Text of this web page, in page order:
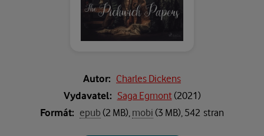
Autor: Charles Dickens
Vydavatel: Saga Egmont(2021)
Formát: epub(2 MB), mobi(3 MB), 542 stran